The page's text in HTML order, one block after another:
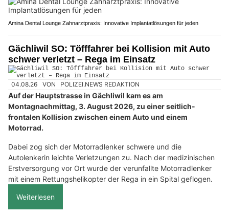
Amina Dental Lounge Zahnarztpraxis: Innovative Implantatlösungen für jeden
Gächliwil SO: Töfffahrer bei Kollision mit Auto
schwer verletzt – Rega im Einsatz
04.08.26 VON POLIZEI.NEWS REDAKTION
Auf der Hauptstrasse in Gächliwil kam es am
Montagnachmittag, 3. August 2026, zu einer seitlich-
frontalen Kollision zwischen einem Auto und einem
Motorrad.
Dabei zog sich der Motorradlenker schwere und die
Autolenkerin leichte Verletzungen zu. Nach der medizinischen
Erstversorgung vor Ort wurde der verunfallte Motorradlenker
mit einem Rettungshelikopter der Rega in ein Spital geflogen.
Weiterlesen